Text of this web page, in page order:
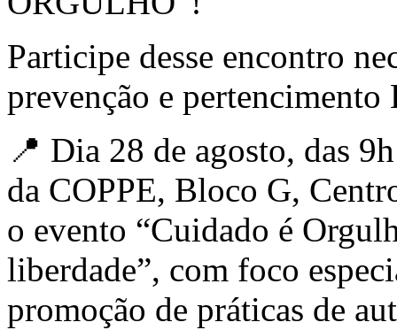
Participe desse encontro
prevenção e
📍 Dia 28 de agosto, das
da COPPE, Bloco G,
o evento “Cuidado é
liberdade”, com foco
promoção de práticas de